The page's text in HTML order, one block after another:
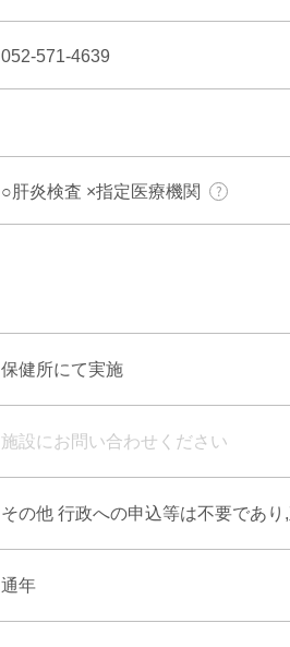
052-571-4639
○肝炎検査 ×指定医療機関
保健所にて実施
施設にお問い合わせください
その他 行政への申込等は不要であ
通年